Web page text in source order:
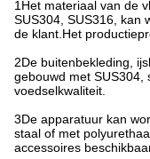
1Het materiaal van de
SUS304, SUS316, kan
de klant.Het
2De buitenbekleding,
gebouwd met SUS304,
voedselkwaliteit.
3De apparatuur kan
staal of met
accessoires